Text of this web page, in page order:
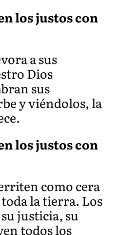
los justos con
a sus
Dios
sus
y viéndolos, la
los justos con
como cera
la tierra. Los
justicia, su
todos los